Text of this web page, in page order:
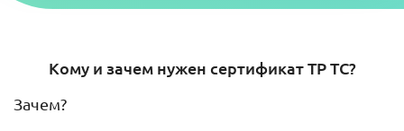
Кому и зачем нужен сертификат ТР ТС?
Зачем?